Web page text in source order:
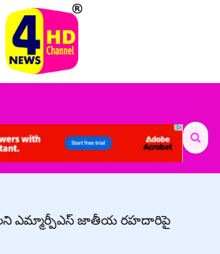
Search
for:
ఎమ్మార్పీఎస్ జాతీయ రహదారిపై